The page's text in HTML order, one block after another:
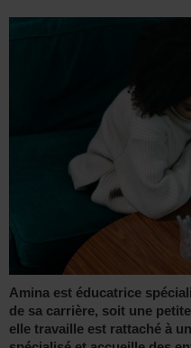
Amina est éducatrice
de sa carrière, soit une
elle travaille est rattaché à